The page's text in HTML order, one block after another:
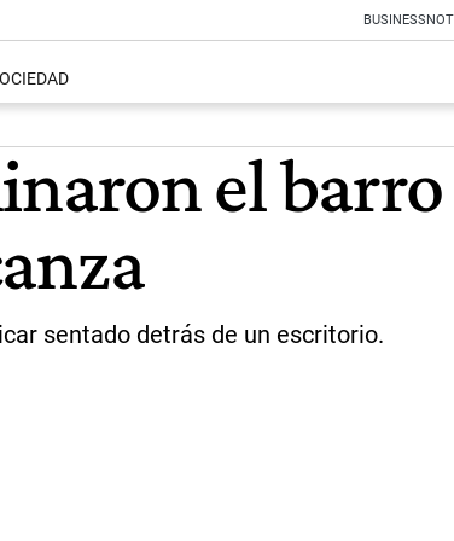
BUSINESS
el
sentado detrás de un escritorio.